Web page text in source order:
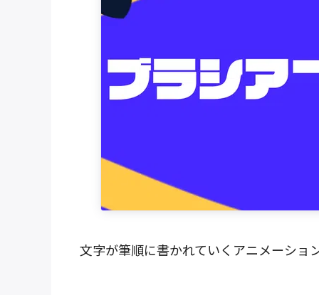
文字が筆順に書かれていくアニメーショ